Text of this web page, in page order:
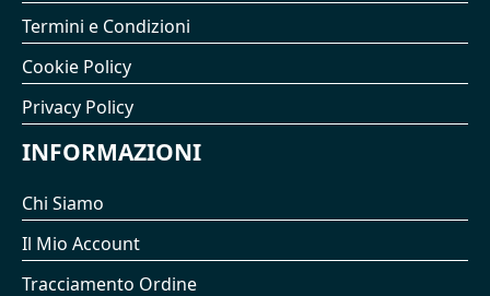
Termini e Condizioni
Cookie Policy
Privacy Policy
INFORMAZIONI
Chi Siamo
Il Mio Account
Tracciamento Ordine